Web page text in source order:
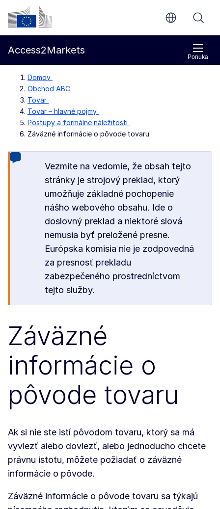
Prejsť na hlavný obsah
Európska komisia
Ponuka
Access2Markets
Domov
Obchod ABC
Tovar
Tovar – hlavné pojmy
Postupy a formálne náležitosti
Záväzné informácie o pôvode tovaru
Vezmite na vedomie, že obsah tejto
stránky je strojový preklad, ktorý
umožňuje základné pochopenie
nášho webového obsahu. Ide o
doslovný preklad a niektoré slová
nemusia byť preložené presne.
Európska komisia nie je zodpovedná
za presnosť prekladu
zabezpečeného prostredníctvom
tejto služby.
Záväzné
informácie o
pôvode tovaru
Ak si nie ste istí pôvodom tovaru, ktorý sa má
vyviezť alebo doviezť, alebo jednoducho chcete
právnu istotu, môžete požiadať o záväzné
informácie o pôvode.
Záväzné informácie o pôvode tovaru sa týkajú